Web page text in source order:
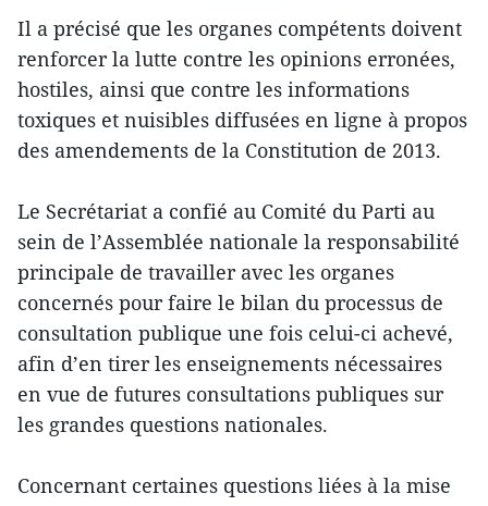
Il a précisé que les organes compétents doivent
renforcer la lutte contre les opinions erronées,
hostiles, ainsi que contre les informations
toxiques et nuisibles diffusées en ligne à propos
des amendements de la Constitution de 2013.
Le Secrétariat a confié au Comité du Parti au
sein de l’Assemblée nationale la responsabilité
principale de travailler avec les organes
concernés pour faire le bilan du processus de
consultation publique une fois celui-ci achevé,
afin d’en tirer les enseignements nécessaires
en vue de futures consultations publiques sur
les grandes questions nationales.
Concernant certaines questions liées à la mise